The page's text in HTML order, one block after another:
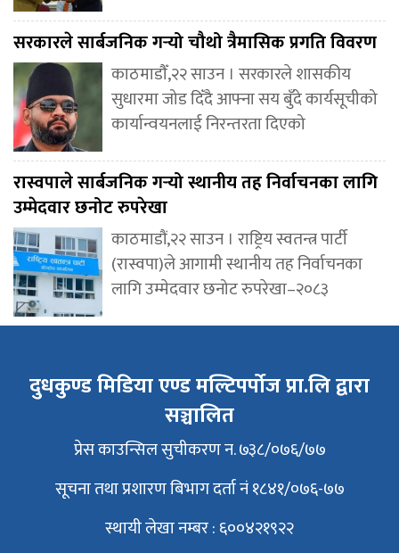
सरकारले सार्बजनिक गर्‍यो चौथो त्रैमासिक प्रगति विवरण
काठमाडौँ,२२ साउन । सरकारले शासकीय
सुधारमा जोड दिँदै आफ्ना सय बुँदे कार्यसूचीको
कार्यान्वयनलाई निरन्तरता दिएको
रास्वपाले सार्बजनिक गर्‍यो स्थानीय तह निर्वाचनका लागि
उम्मेदवार छनोट रुपरेखा
काठमाडौं,२२ साउन । राष्ट्रिय स्वतन्त्र पार्टी
(रास्वपा)ले आगामी स्थानीय तह निर्वाचनका
लागि उम्मेदवार छनोट रुपरेखा–२०८३
दुधकुण्ड मिडिया एण्ड मल्टिपर्पोज प्रा.लि द्वारा
सञ्चालित
प्रेस काउन्सिल सुचीकरण न. ७३८/०७६/७७
सूचना तथा प्रशारण बिभाग दर्ता नं १८४१/०७६-७७
स्थायी लेखा नम्बर : ६००४२१९२२